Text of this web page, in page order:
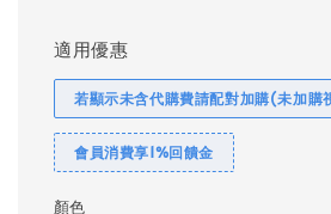
適用優惠
若顯示未含代購費請配對加購(未加購
會員消費享1%回饋金
顏色